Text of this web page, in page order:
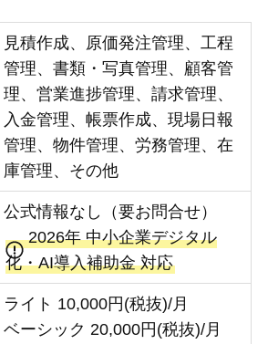
見積作成、原価発注管理、工程
管理、書類・写真管理、顧客管
理、営業進捗管理、請求管理、
入金管理、帳票作成、現場日報
管理、物件管理、労務管理、在
庫管理、その他
公式情報なし（要お問合せ）
2026年 中小企業デジタル
化・AI導入補助金 対応
ライト 10,000円(税抜)/月
ベーシック 20,000円(税抜)/月